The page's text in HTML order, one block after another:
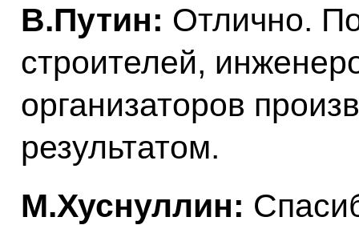
В.Путин: Отлично.
строителей,
организаторов
результатом.
М.Хуснуллин: